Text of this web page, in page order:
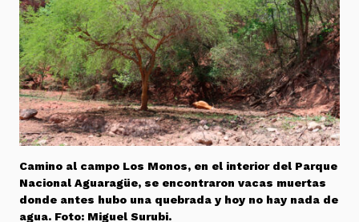
Camino al campo Los Monos, en el interior del Parque
Nacional Aguaragüe, se encontraron vacas muertas
donde antes hubo una quebrada y hoy no hay nada de
agua. Foto: Miguel Surubi.